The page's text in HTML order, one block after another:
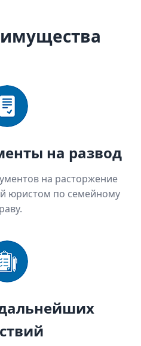
на развод
на расторжение
юристом по семейному